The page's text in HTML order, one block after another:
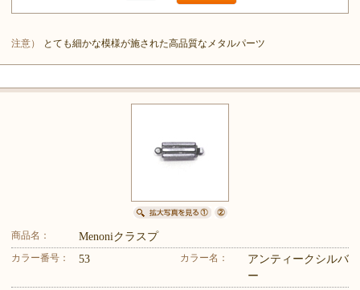
注意） とても細かな模様が施された高品質なメタルパーツ
商品名： Menoniクラスプ
カラー番号： 53 カラー名：
アンティークシルバ
ー